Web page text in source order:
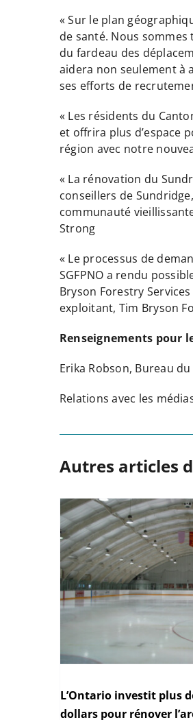
« Sur le plan
de santé. Nous
du fardeau des
aidera non seulement à
ses efforts de
« Les résidents du
et offrira plus d’espace
région avec notre
« La rénovation du
conseillers de
communauté
Strong
« Le processus de
SGFPNO a rendu
Bryson Forestry
exploitant, Tim Bryson
Renseignements pour
Erika Robson, Bureau
Relations avec les
Autres articles
L’Ontario investit plus
dollars pour rénover